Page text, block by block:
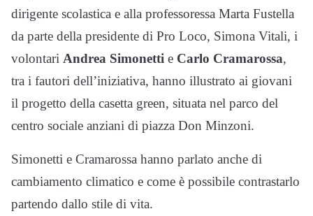
dirigente scolastica e alla professoressa Marta Fustella
da parte della presidente di Pro Loco, Simona Vitali, i
volontari Andrea Simonetti e Carlo Cramarossa,
tra i fautori dell’iniziativa, hanno illustrato ai giovani
il progetto della casetta green, situata nel parco del
centro sociale anziani di piazza Don Minzoni.
Simonetti e Cramarossa hanno parlato anche di
cambiamento climatico e come è possibile contrastarlo
partendo dallo stile di vita.